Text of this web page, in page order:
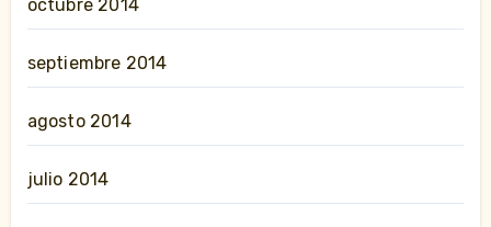
octubre 2014
septiembre 2014
agosto 2014
julio 2014